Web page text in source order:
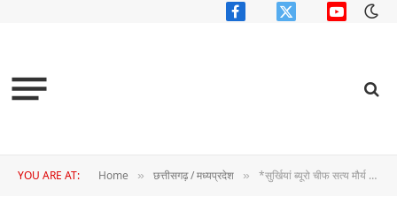
FacebookX
YouTube
YOU ARE AT: Home » छत्तीसगढ़ / मध्यप्रदेश » *सुर्खियां ब्यूरो चीफ सत्य मौर्य की विशेष खबर-* प्रधान मुख्य वन संरक्षक एवं वन बल प्रमुख रहे जशपुर प्रवास पर